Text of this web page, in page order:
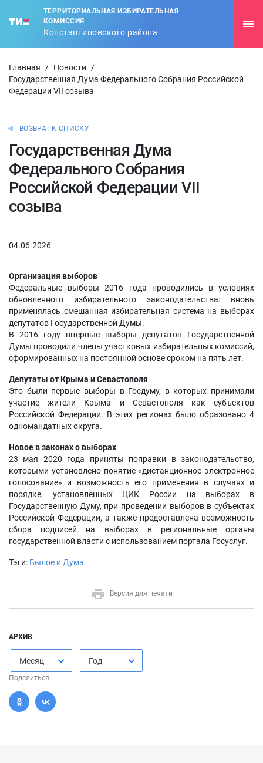
ТЕРРИТОРИАЛЬНАЯ ИЗБИРАТЕЛЬНАЯ
КОМИССИЯ
Константиновского района
Главная / Новости
/
Государственная Дума Федерального Собрания Российской
Федерации VII созыва
ВОЗВРАТ К СПИСКУ
Государственная Дума
Федерального Собрания
Российской Федерации VII
созыва
04.06.2026
Организация выборов
Федеральные выборы 2016 года проводились в условиях
обновленного избирательного законодательства: вновь
применялась смешанная избирательная система на выборах
депутатов Государственной Думы.
В 2016 году впервые выборы депутатов Государственной
Думы проводили члены участковых избирательных комиссий,
сформированных на постоянной основе сроком на пять лет.
Депутаты от Крыма и Севастополя
Это были первые выборы в Госдуму, в которых принимали
участие жители Крыма и Севастополя как субъектов
Российской Федерации. В этих регионах было образовано 4
одномандатных округа.
Новое в законах о выборах
23 мая 2020 года приняты поправки в законодательство,
которыми установлено понятие «дистанционное электронное
голосование» и возможность его применения в случаях и
порядке, установленных ЦИК России на выборах в
Государственную Думу, при проведении выборов в субъектах
Российской Федерации, а также предоставлена возможность
сбора подписей на выборах в региональные органы
государственной власти с использованием портала Госуслуг.
Тэги: Былое и Дума
Версия для печати
АРХИВ
Месяц Год
Поделиться